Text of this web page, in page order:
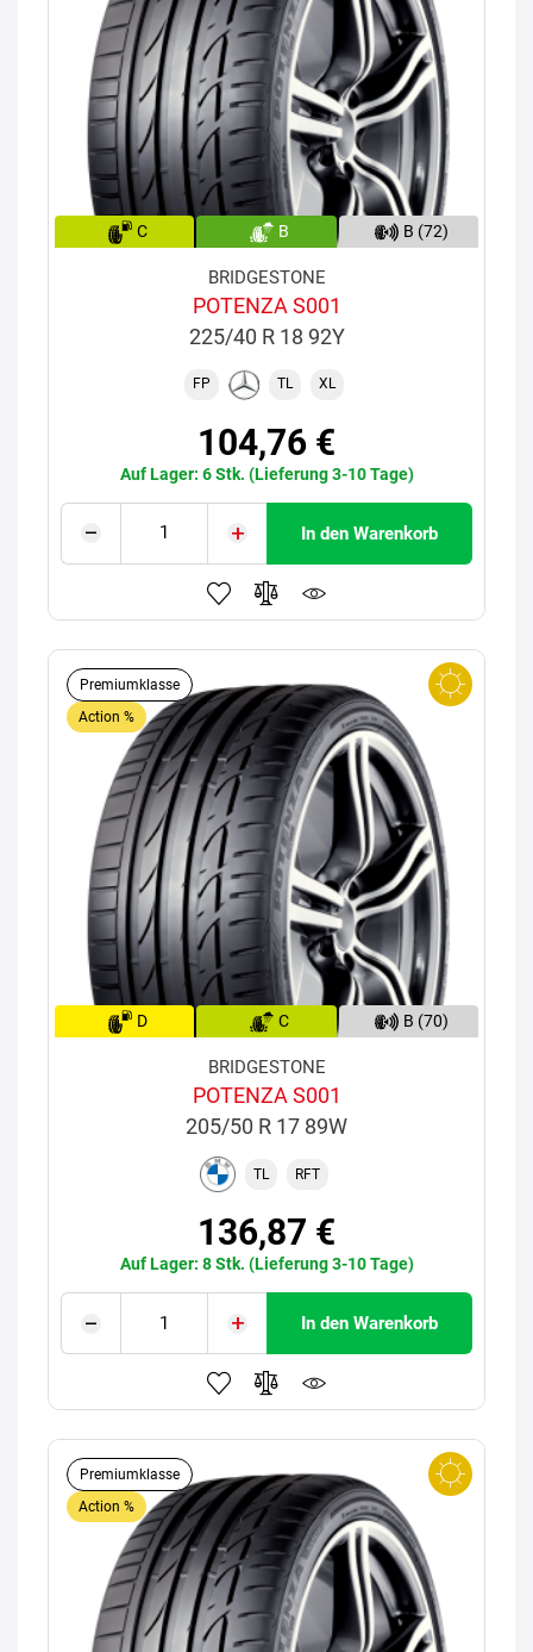
C B B (72)
BRIDGESTONE
POTENZA S001
225/40 R 18 92Y
FP TL XL
104,76 €
Auf Lager: 6 Stk. (Lieferung 3-10 Tage)
In den Warenkorb
Premiumklasse
Action %
D C B (70)
BRIDGESTONE
POTENZA S001
205/50 R 17 89W
TL RFT
136,87 €
Auf Lager: 8 Stk. (Lieferung 3-10 Tage)
In den Warenkorb
Premiumklasse
Action %